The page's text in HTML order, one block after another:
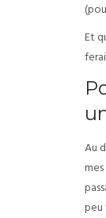
Et
Au
peu